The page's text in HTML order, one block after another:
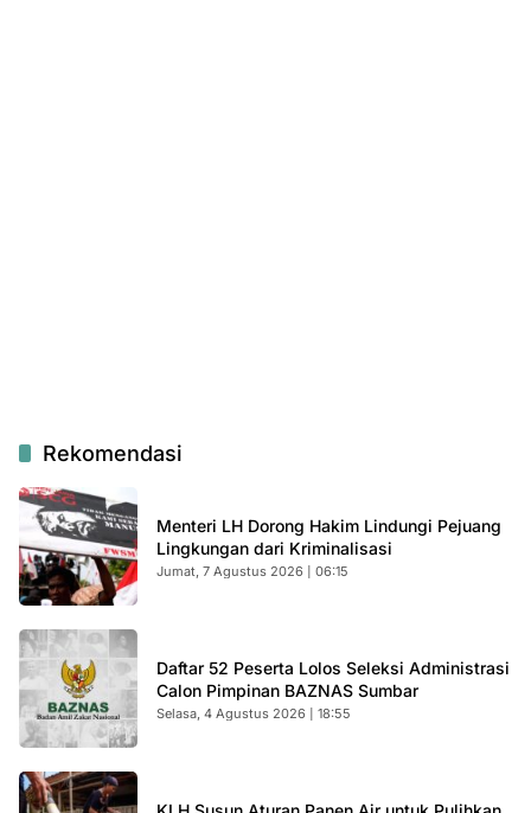
Rekomendasi
Menteri LH Dorong Hakim Lindungi Pejuang
Lingkungan dari Kriminalisasi
Jumat, 7 Agustus 2026 | 06:15
Daftar 52 Peserta Lolos Seleksi Administrasi
Calon Pimpinan BAZNAS Sumbar
Selasa, 4 Agustus 2026 | 18:55